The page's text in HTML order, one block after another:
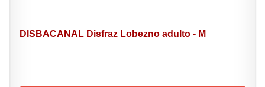
DISBACANAL Disfraz Lobezno adulto - M